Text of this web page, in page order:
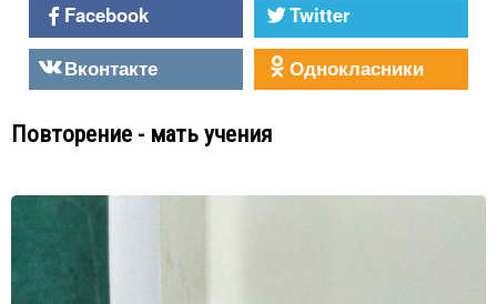
Facebook
Twitter
Вконтакте
Однокласники
Повторение - мать учения